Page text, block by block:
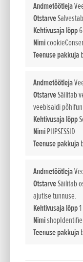
Andmetöötleja
Otstarve
Kehtivusaja lõpp
Nimi
Teenuse pakkuja
Andmetöötleja
OtstarveSäilitab
veebisaidi
Kehtivusaja lõpp
NimiPHPSESSID
Teenuse pakkuja
Andmetöötleja
OtstarveSäilitab
ajutise tunnuse.
Kehtivusaja lõpp
Nimi
Teenuse pakkuja
Alates 2007. aastast
nüüdseks võitnud
meistrivõistlused ja
spordis on
mida viimati tegin,"
"Ma olen alati
kõike ka nautida."
Pidev areng – ja
koostöö HRC ning
Montesa Cota 4RT,
aastast – see 70-
tema MM-tiitli
Tee tippu algas